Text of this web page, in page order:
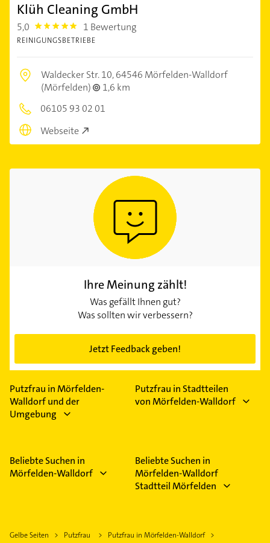
Klüh Cleaning GmbH
5,0 5.0 1 Bewertung
REINIGUNGSBETRIEBE
Waldecker Str. 10,64546 Mörfelden-Walldorf
(Mörfelden)
1,6 km
06105 93 02 01
Webseite
Ihre Meinung zählt!
Was gefällt Ihnen gut?
Was sollten wir verbessern?
Jetzt Feedback geben!
Putzfrau in Mörfelden-
Walldorf und der
Umgebung
Putzfrau in Stadtteilen
von Mörfelden-Walldorf
Beliebte Suchen in
Mörfelden-Walldorf
Beliebte Suchen in
Mörfelden-Walldorf
Stadtteil Mörfelden
Gelbe Seiten Putzfrau
Putzfrau in Mörfelden-Walldorf